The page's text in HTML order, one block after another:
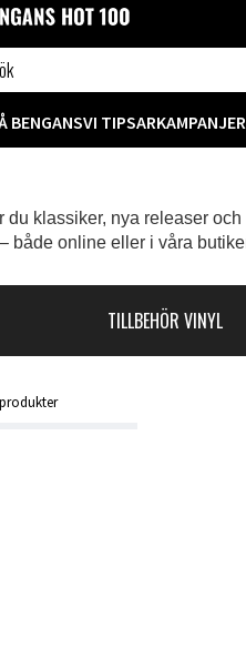
BENGANSVI TIPSARKAMPANJER
klassiker, nya releaser
både online eller i våra
TILLBEHÖR VINYL
produkter